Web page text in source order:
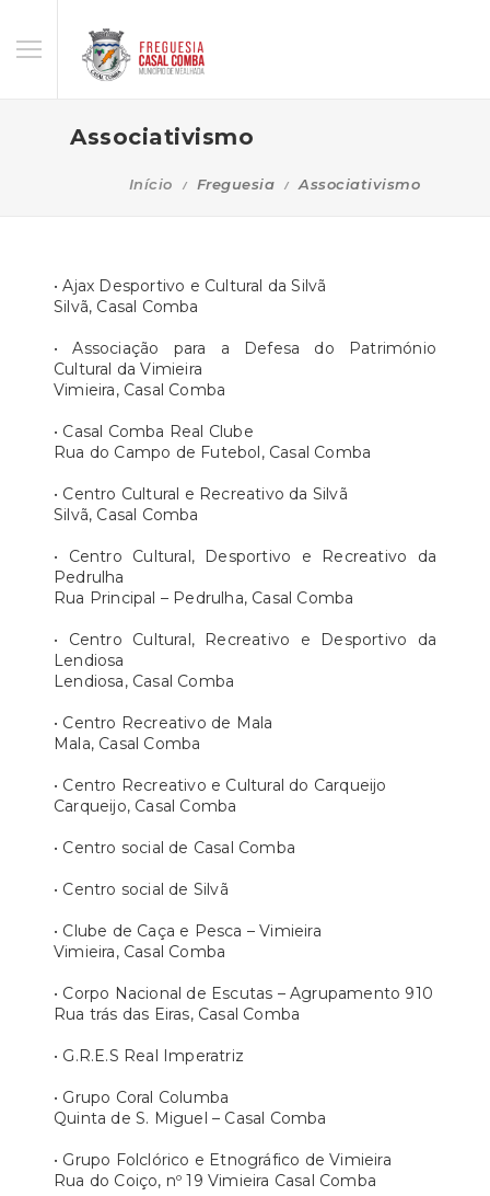
Associativismo
Início Freguesia Associativismo
• Ajax Desportivo e Cultural da Silvã
Silvã, Casal Comba
• Associação para a Defesa do Património
Cultural da Vimieira
Vimieira, Casal Comba
• Casal Comba Real Clube
Rua do Campo de Futebol, Casal Comba
• Centro Cultural e Recreativo da Silvã
Silvã, Casal Comba
• Centro Cultural, Desportivo e Recreativo da
Pedrulha
Rua Principal – Pedrulha, Casal Comba
• Centro Cultural, Recreativo e Desportivo da
Lendiosa
Lendiosa, Casal Comba
• Centro Recreativo de Mala
Mala, Casal Comba
• Centro Recreativo e Cultural do Carqueijo
Carqueijo, Casal Comba
• Centro social de Casal Comba
• Centro social de Silvã
• Clube de Caça e Pesca – Vimieira
Vimieira, Casal Comba
• Corpo Nacional de Escutas – Agrupamento 910
Rua trás das Eiras, Casal Comba
• G.R.E.S Real Imperatriz
• Grupo Coral Columba
Quinta de S. Miguel – Casal Comba
• Grupo Folclórico e Etnográfico de Vimieira
Rua do Coiço, nº 19 Vimieira Casal Comba